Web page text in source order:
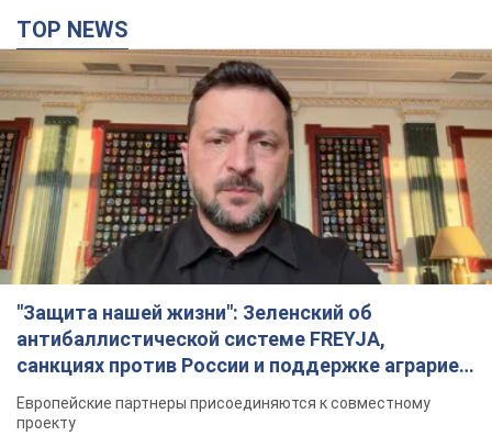
TOP NEWS
"Защита нашей жизни": Зеленский об
антибаллистической системе FREYJA,
санкциях против России и поддержке аграриев.
Видео
Европейские партнеры присоединяются к совместному
проекту